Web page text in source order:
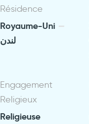
Résidence
Royaume-Uni
لندن
Engagement
Religieux
Religieuse